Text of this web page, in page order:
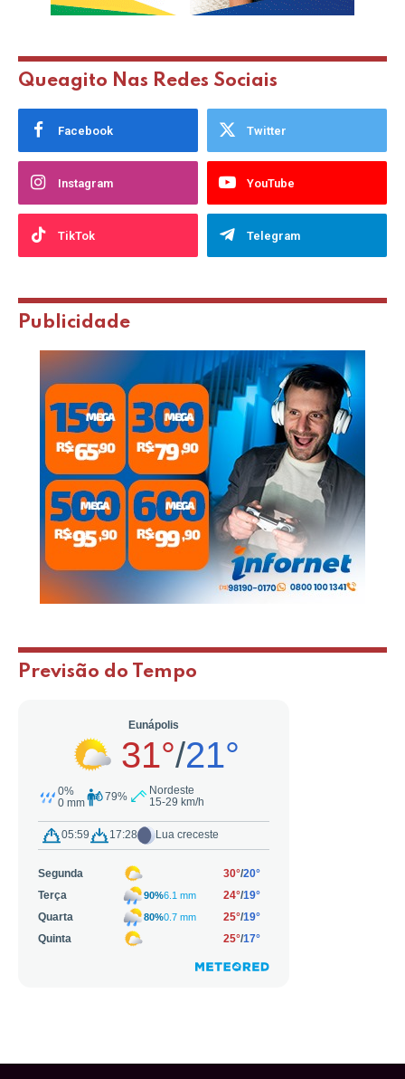
Queagito Nas Redes Sociais
Facebook Twitter
Instagram YouTube
TikTok Telegram
Publicidade
Previsão do Tempo